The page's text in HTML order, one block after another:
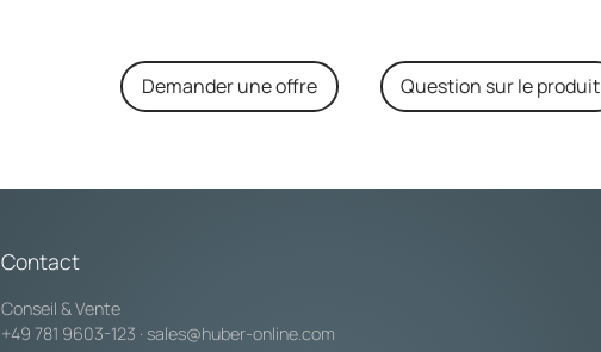
Demander une offre Question sur le produit
Contact
Conseil & Vente
+49 781 9603-123 · sales@huber-online.com